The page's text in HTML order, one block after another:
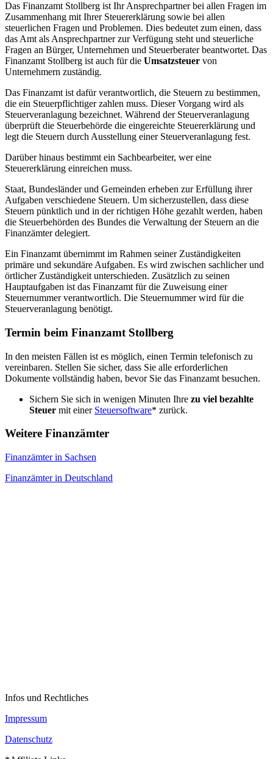
Das Finanzamt Stollberg ist Ihr Ansprechpartner bei allen Fragen im
Zusammenhang mit Ihrer Steuererklärung sowie bei allen
steuerlichen Fragen und Problemen. Dies bedeutet zum einen, dass
das Amt als Ansprechpartner zur Verfügung steht und steuerliche
Fragen an Bürger, Unternehmen und Steuerberater beantwortet. Das
Finanzamt Stollberg ist auch für die Umsatzsteuer von
Unternehmern zuständig.
Das Finanzamt ist dafür verantwortlich, die Steuern zu bestimmen,
die ein Steuerpflichtiger zahlen muss. Dieser Vorgang wird als
Steuerveranlagung bezeichnet. Während der Steuerveranlagung
überprüft die Steuerbehörde die eingereichte Steuererklärung und
legt die Steuern durch Ausstellung einer Steuerveranlagung fest.
Darüber hinaus bestimmt ein Sachbearbeiter, wer eine
Steuererklärung einreichen muss.
Staat, Bundesländer und Gemeinden erheben zur Erfüllung ihrer
Aufgaben verschiedene Steuern. Um sicherzustellen, dass diese
Steuern pünktlich und in der richtigen Höhe gezahlt werden, haben
die Steuerbehörden des Bundes die Verwaltung der Steuern an die
Finanzämter delegiert.
Ein Finanzamt übernimmt im Rahmen seiner Zuständigkeiten
primäre und sekundäre Aufgaben. Es wird zwischen sachlicher und
örtlicher Zuständigkeit unterschieden. Zusätzlich zu seinen
Hauptaufgaben ist das Finanzamt für die Zuweisung einer
Steuernummer verantwortlich. Die Steuernummer wird für die
Steuerveranlagung benötigt.
Termin beim Finanzamt Stollberg
In den meisten Fällen ist es möglich, einen Termin telefonisch zu
vereinbaren. Stellen Sie sicher, dass Sie alle erforderlichen
Dokumente vollständig haben, bevor Sie das Finanzamt besuchen.
Sichern Sie sich in wenigen Minuten Ihre zu viel bezahlte
Steuer mit einer Steuersoftware* zurück.
Weitere Finanzämter
Finanzämter in Sachsen
Finanzämter in Deutschland
Infos und Rechtliches
Impressum
Datenschutz